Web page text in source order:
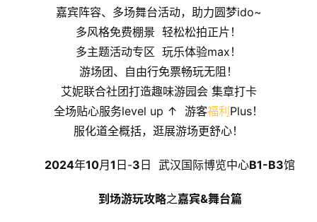
嘉宾阵容、多场舞台活动，助力圆梦ido~
多风格免费棚景  轻松松拍正片！
多主题活动专区  玩乐体验max！
游场团、自由行免票畅玩无阻！
艾妮联合社团打造趣味游园会 集章打卡
全场贴心服务level up ↑  游客福利Plus！
服化道全概括，逛展游场更舒心！
2024年10月1 日-3日  武汉国际博览中心B1-B3馆
到场游玩攻略之嘉宾&舞台篇